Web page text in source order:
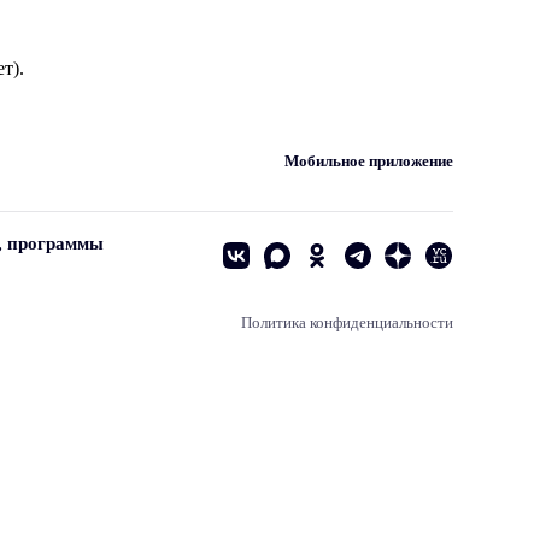
Мобильное приложение
программы
Политика конфиденциальности